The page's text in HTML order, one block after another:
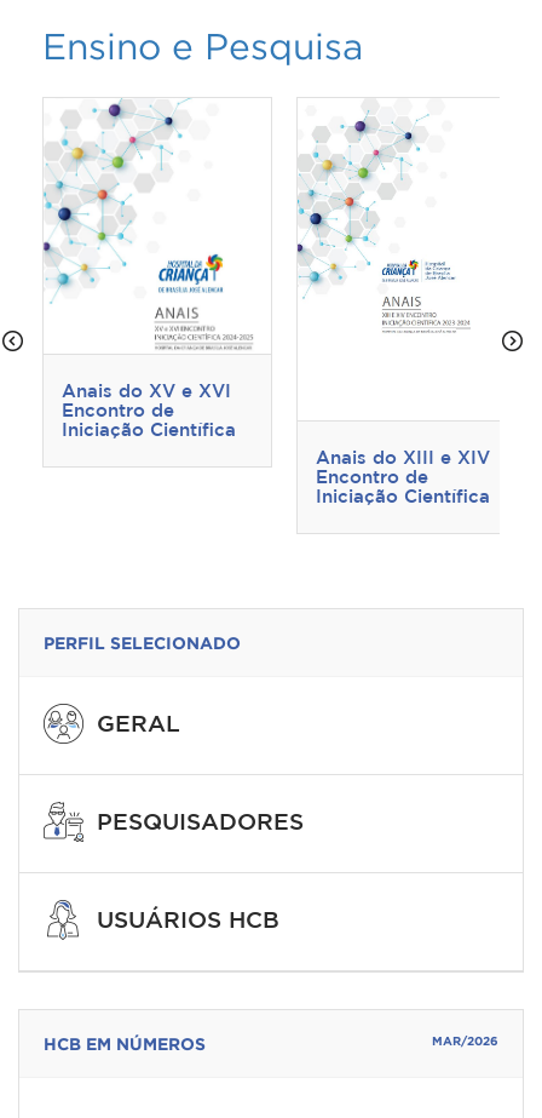
Ensino e Pesquisa
Anais do XV e XVI
Encontro de
Iniciação Científica
Anais do XIII e XIV
Encontro de
Iniciação Científica
PERFIL SELECIONADO
GERAL
PESQUISADORES
USUÁRIOS HCB
HCB EM NÚMEROS MAR/2026